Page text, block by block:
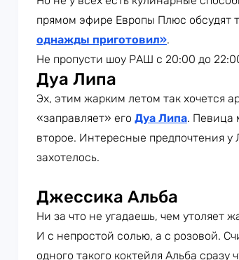
прямом эфире Европы Плюс обсудят
однажды приготовил».
Не пропусти шоу РАШ с 20:00 до
Дуа Липа
Эх, этим жарким летом так хочется
«заправляет» его Дуа Липа. Певица
второе. Интересные предпочтения
захотелось.
Джессика Альба
Ни за что не угадаешь, чем утоляет
И с непростой солью, а с розовой.
одного такого коктейля Альба